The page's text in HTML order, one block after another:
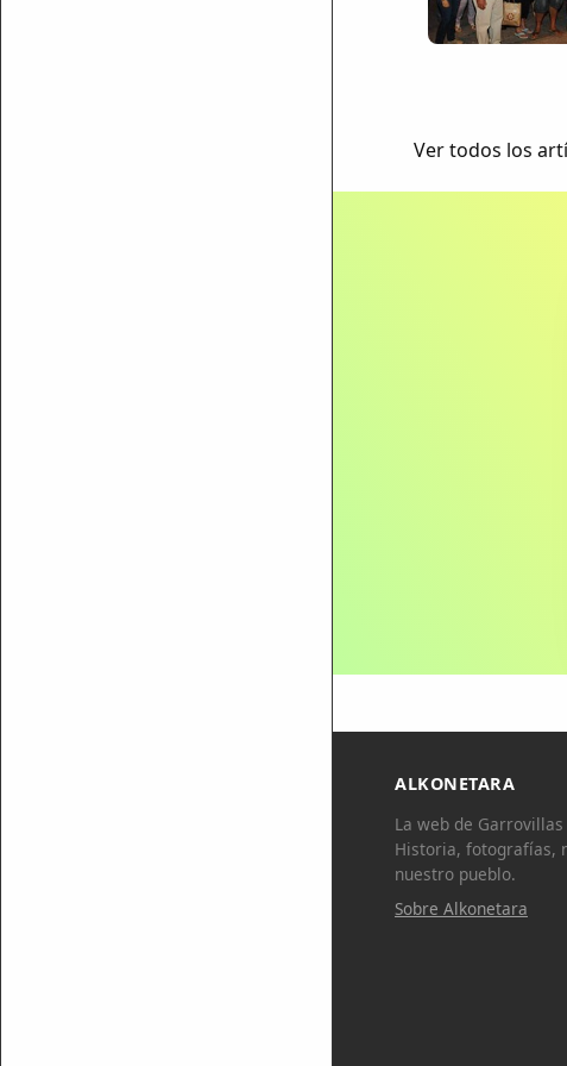
Ver todos los
ALKONETARA
La web de
Historia, fotografías,
nuestro pueblo.
Sobre Alkonetara